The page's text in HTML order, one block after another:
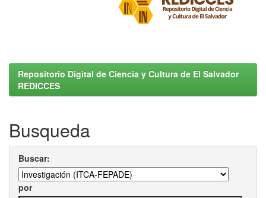
Repositorio Digital de Ciencia y Cultura de El Salvador
REDICCES
Busqueda
Buscar:
por